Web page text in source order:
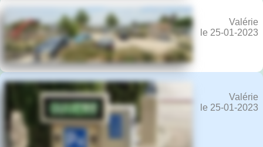
Valérie
le 25-01-2023
Valérie
le 25-01-2023